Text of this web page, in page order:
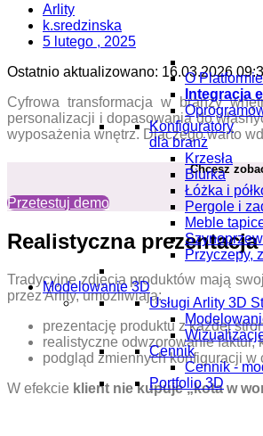
O
Integracja
Konfiguratory
dla branż
Krzesła
Biurka
Łóżka i
Pergole i
Meble
Przyczepy,
Modelowanie 3D
Usługi Arlity 3D
Cennik
Cennik -
Portfolio 3D
Arlity
k.sredzinska
5 lutego , 2025
Ostatnio aktualizowano: 16.03.2026
Cyfrowa transformacja w branży
personalizacji i dopasowania do
wyposażenia wnętrz. Dlaczego warto
Chcesz
Przetestuj demo
Realistyczna
Tradycyjne zdjęcia produktów mają
przez Arlity, umożliwiają:
prezentację produktu z każdej
realistyczne odwzorowanie faktur,
podgląd zmiennych konfiguracji w
W efekcie klient nie kupuje „kota w